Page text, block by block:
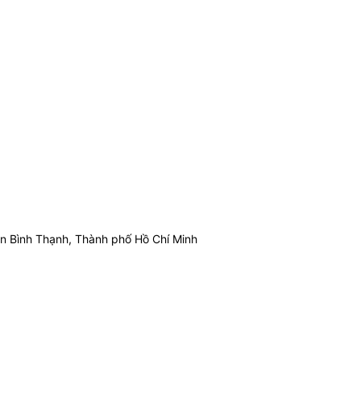
Bình Thạnh, Thành phố Hồ Chí Minh